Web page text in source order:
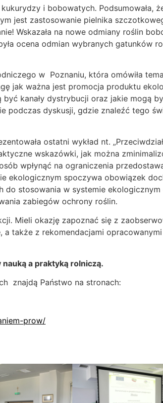
i bobowatych. Podsumowała,
jest zastosowanie pielnika
Wskazała na nowe odmiany roślin
ocena odmian wybranych gatunków
w Poznaniu, która omówiła
jak ważna jest promocja produktu
kanały dystrybucji oraz jakie mogą
podczas dyskusji, gdzie znaleźć tego
ostatni wykład nt.
wskazówki, jak można
wpłynąć na ograniczenia
ekologicznym spoczywa obowiązek
stosowania w systemie
zabiegów ochrony roślin.
Mieli okazję zapoznać się z
także z rekomendacjami
a praktyką rolniczą.
znajdą Państwo na stronach:
prow/